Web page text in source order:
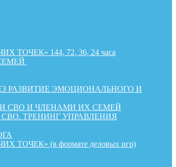
144, 72, 36, 24 часа
РАЗВИТИЕ ЭМОЦИОНАЛЬНОГО И
СВО И ЧЛЕНАМИ ИХ СЕМЕЙ
ТРЕНИНГ УПРАВЛЕНИЯ
(в формате деловых игр)